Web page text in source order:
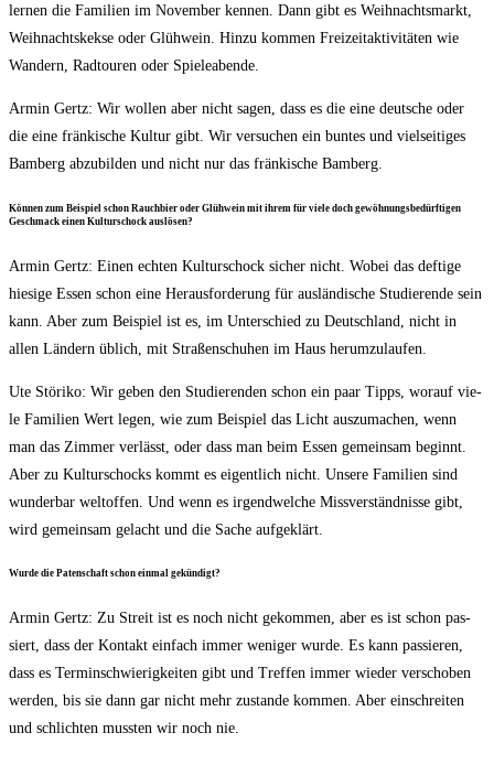
ler­nen die Fami­li­en im Novem­ber ken­nen. Dann gibt es Weih­nachts­markt,
Weih­nachts­kek­se oder Glüh­wein. Hin­zu kom­men Frei­zeit­ak­ti­vi­tä­ten wie
Wan­dern, Rad­tou­ren oder Spieleabende.
Armin Gertz: Wir wol­len aber nicht sagen, dass es die eine deut­sche oder
die eine frän­ki­sche Kul­tur gibt. Wir ver­su­chen ein bun­tes und viel­sei­ti­ges
Bam­berg abzu­bil­den und nicht nur das frän­ki­sche Bamberg.
Kön­nen zum Bei­spiel schon Rauch­bier oder Glüh­wein mit ihrem für vie­le doch gewöh­nungs­be­dürf­ti­gen
Geschmack einen Kul­tur­schock auslösen?
Armin Gertz: Einen ech­ten Kul­tur­schock sicher nicht. Wobei das def­ti­ge
hie­si­ge Essen schon eine Her­aus­for­de­rung für aus­län­di­sche Stu­die­ren­de sein
kann. Aber zum Bei­spiel ist es, im Unter­schied zu Deutsch­land, nicht in
allen Län­dern üblich, mit Stra­ßen­schu­hen im Haus herumzulaufen.
Ute Stö­ri­ko: Wir geben den Stu­die­ren­den schon ein paar Tipps, wor­auf vie­
le Fami­li­en Wert legen, wie zum Bei­spiel das Licht aus­zu­ma­chen, wenn
man das Zim­mer ver­lässt, oder dass man beim Essen gemein­sam beginnt.
Aber zu Kul­tur­schocks kommt es eigent­lich nicht. Unse­re Fami­li­en sind
wun­der­bar welt­of­fen. Und wenn es irgend­wel­che Miss­ver­ständ­nis­se gibt,
wird gemein­sam gelacht und die Sache aufgeklärt.
Wur­de die Paten­schaft schon ein­mal gekündigt?
Armin Gertz: Zu Streit ist es noch nicht gekom­men, aber es ist schon pas­
siert, dass der Kon­takt ein­fach immer weni­ger wur­de. Es kann pas­sie­ren,
dass es Ter­min­schwie­rig­kei­ten gibt und Tref­fen immer wie­der ver­scho­ben
wer­den, bis sie dann gar nicht mehr zustan­de kom­men. Aber ein­schrei­ten
und schlich­ten muss­ten wir noch nie.